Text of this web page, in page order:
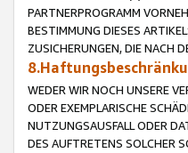
PARTNERPROGRAMM
BESTIMMUNG DIESES
ZUSICHERUNGEN, DIE NACH
WEDER WIR NOCH UNSERE
ODER EXEMPLARISCHE
NUTZUNGSAUSFALL ODER
DES AUFTRETENS SOLCHER